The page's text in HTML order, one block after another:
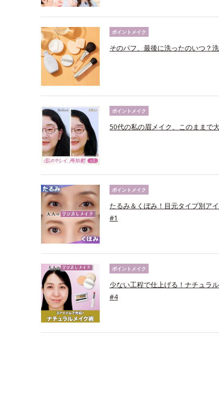
ポイントメイク
そのパフ、最後に洗ったのいつ？
ポイントメイク
50代の私の眉メイク、このままで
ポイントメイク
たるみ＆くぼみ！目元タイプ別ア
#1
ポイントメイク
少ない工程で仕上げる！ナチュラ
#4